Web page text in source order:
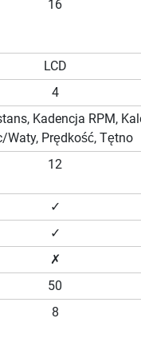
16
LCD
4
Kadencja RPM,
Waty, Prędkość, Tętno
12
✓
✓
✗
50
8